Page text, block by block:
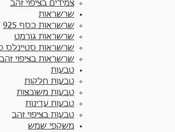
צמידים בציפוי זהב
שרשראות
שרשראות כסף 925​
שרשראות גורמט
שרשראות סטיינלס
שרשראות בציפוי זהב
טבעות
טבעות חלקות​
טבעות משובצות
טבעות עדינות
טבעות בציפוי זהב
משקפי שמש